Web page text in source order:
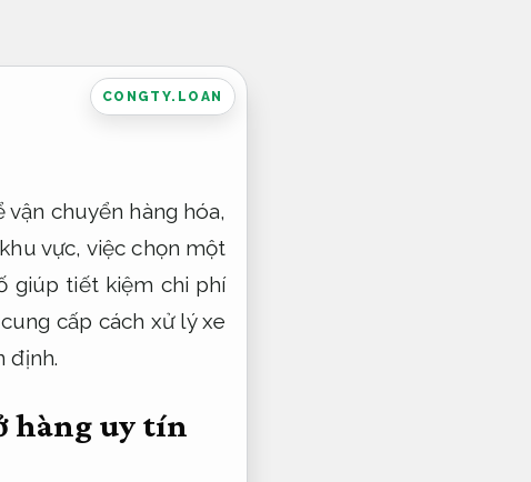
CONGTY.LOAN
chuyển hàng hóa,
vực, việc chọn một
giúp tiết kiệm chi phí
cấp cách xử lý xe
định.
hàng uy tín